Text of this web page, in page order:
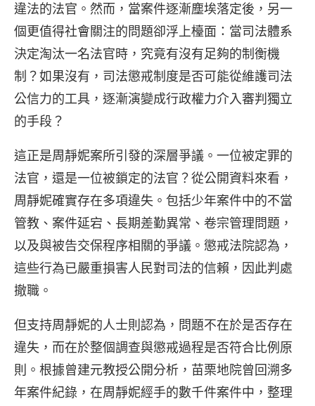
違法的法官。然而，當案件逐漸塵埃落定後，另一
個更值得社會關注的問題卻浮上檯面：當司法體系
決定淘汰一名法官時，究竟有沒有足夠的制衡機
制？如果沒有，司法懲戒制度是否可能從維護司法
公信力的工具，逐漸演變成行政權力介入審判獨立
的手段？
這正是周靜妮案所引發的深層爭議。一位被定罪的
法官，還是一位被鎖定的法官？從公開資料來看，
周靜妮確實存在多項違失。包括少年案件中的不當
管教、案件延宕、長期差勤異常、卷宗管理問題，
以及與被告交保程序相關的爭議。懲戒法院認為，
這些行為已嚴重損害人民對司法的信賴，因此判處
撤職。
但支持周靜妮的人士則認為，問題不在於是否存在
違失，而在於整個調查與懲戒過程是否符合比例原
則。根據曾建元教授公開分析，苗栗地院曾回溯多
年案件紀錄，在周靜妮經手的數千件案件中，整理